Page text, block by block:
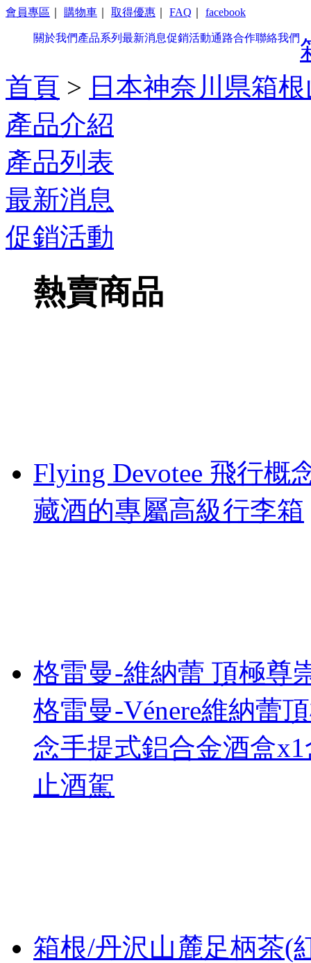
會員專區 購物車 取得優惠 FAQ facebook
關於我們產品系列 最新消息促銷活動通路合作聯絡我們
首頁 > 日本神奈川県箱
產品介紹
產品列表
最新消息
促銷活動
熱賣商品
Flying Devotee 飛行概
藏酒的專屬高級行李箱
格雷曼-維納蕾 頂極尊
格雷曼-Vénere維納蕾
念手提式鋁合金酒盒
止酒駕
箱根/丹沢山麓足柄茶(